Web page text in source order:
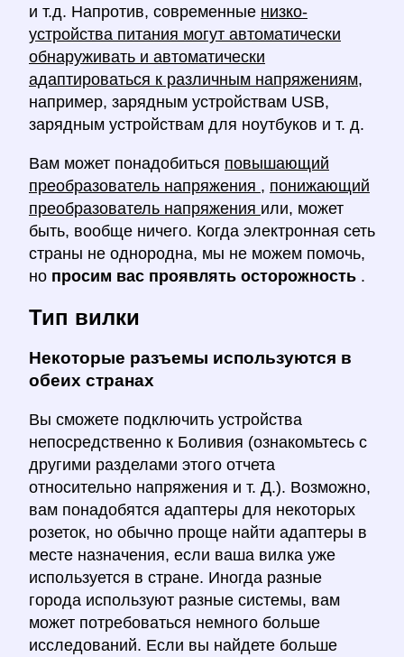
и т.д. Напротив, современные низко-
устройства питания могут автоматически
обнаруживать и автоматически
адаптироваться к различным напряжениям,
например, зарядным устройствам USB,
зарядным устройствам для ноутбуков и т. д.
Вам может понадобиться повышающий
преобразователь напряжения , понижающий
преобразователь напряжения или, может
быть, вообще ничего. Когда электронная сеть
страны не однородна, мы не можем помочь,
но просим вас проявлять осторожность .
Тип вилки
Некоторые разъемы используются в
обеих странах
Вы сможете подключить устройства
непосредственно к Боливия (ознакомьтесь с
другими разделами этого отчета
относительно напряжения и т. Д.). Возможно,
вам понадобятся адаптеры для некоторых
розеток, но обычно проще найти адаптеры в
месте назначения, если ваша вилка уже
используется в стране. Иногда разные
города используют разные системы, вам
может потребоваться немного больше
исследований. Если вы найдете больше